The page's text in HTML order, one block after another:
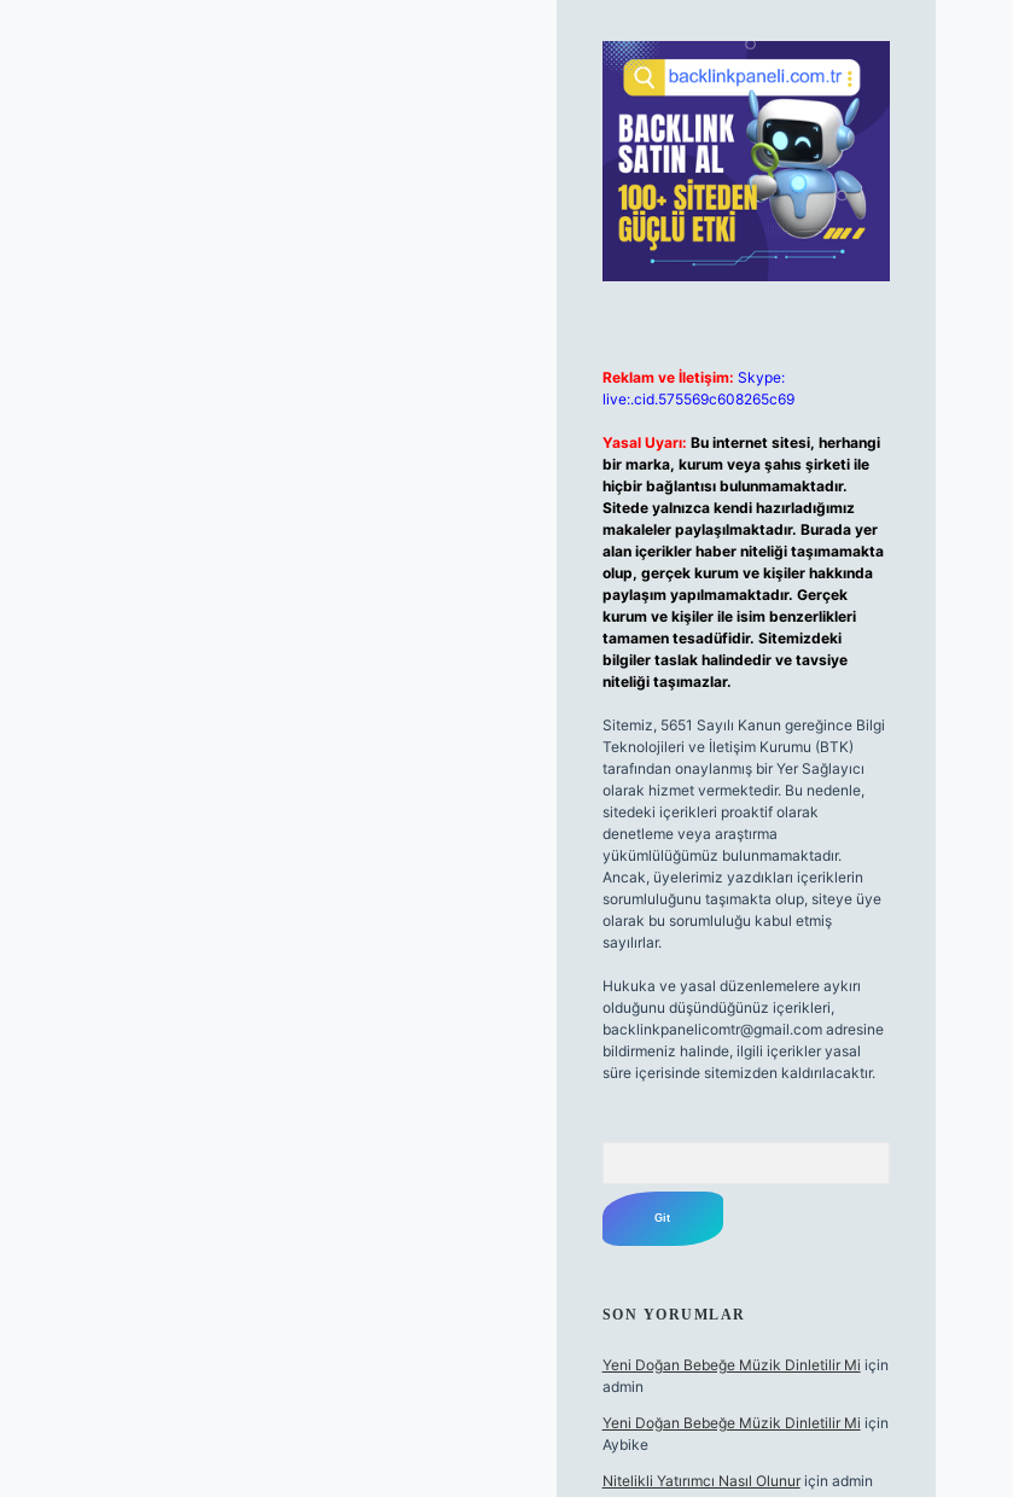
Reklam ve İletişim: Skype:
live:.cid.575569c608265c69
Yasal Uyarı: Bu internet sitesi, herhangi
bir marka, kurum veya şahıs şirketi ile
hiçbir bağlantısı bulunmamaktadır.
Sitede yalnızca kendi hazırladığımız
makaleler paylaşılmaktadır. Burada yer
alan içerikler haber niteliği taşımamakta
olup, gerçek kurum ve kişiler hakkında
paylaşım yapılmamaktadır. Gerçek
kurum ve kişiler ile isim benzerlikleri
tamamen tesadüfidir. Sitemizdeki
bilgiler taslak halindedir ve tavsiye
niteliği taşımazlar.
Sitemiz, 5651 Sayılı Kanun gereğince Bilgi
Teknolojileri ve İletişim Kurumu (BTK)
tarafından onaylanmış bir Yer Sağlayıcı
olarak hizmet vermektedir. Bu nedenle,
sitedeki içerikleri proaktif olarak
denetleme veya araştırma
yükümlülüğümüz bulunmamaktadır.
Ancak, üyelerimiz yazdıkları içeriklerin
sorumluluğunu taşımakta olup, siteye üye
olarak bu sorumluluğu kabul etmiş
sayılırlar.
Hukuka ve yasal düzenlemelere aykırı
olduğunu düşündüğünüz içerikleri,
backlinkpanelicomtr@gmail.comadresine
bildirmeniz halinde, ilgili içerikler yasal
süre içerisinde sitemizden kaldırılacaktır.
SON YORUMLAR
Yeni Doğan Bebeğe Müzik Dinletilir Mi için
admin
Yeni Doğan Bebeğe Müzik Dinletilir Mi için
Aybike
Nitelikli Yatırımcı Nasıl Olunuriçin admin